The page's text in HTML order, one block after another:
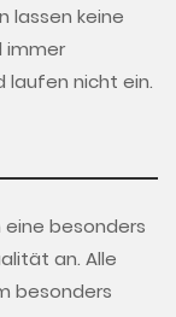
lassen keine
immer
nicht ein.
besonders
an. Alle
besonders